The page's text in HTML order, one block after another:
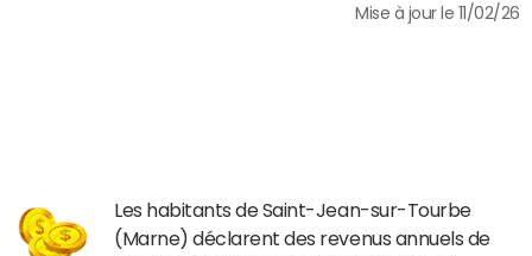
Mise à jour le 11/02/26
Les habitants de Saint-Jean-sur-Tourbe
(Marne) déclarent des revenus annuels de